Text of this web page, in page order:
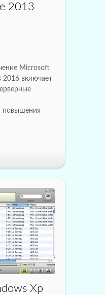
2013
Microsoft
2016 включает
повышения
Xp